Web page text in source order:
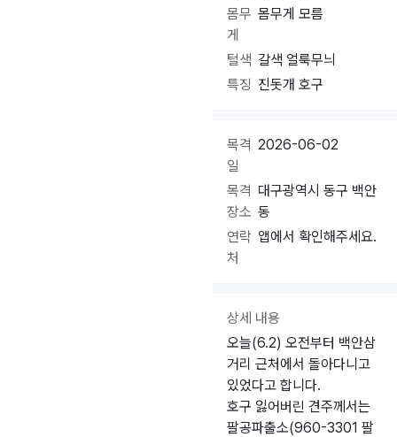
몸무
게
몸무게 모름
털색 갈색 얼룩무늬
특징 진돗개 호구
목격
일
2026-06-02
목격
장소
대구광역시 동구 백안
동
연락
처
앱에서 확인해주세요.
상세 내용
오늘(6.2) 오전부터 백안삼
거리 근처에서 돌아다니고
있었다고 합니다.
호구 잃어버린 견주께서는
팔공파출소(960-3301 팔